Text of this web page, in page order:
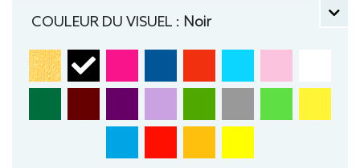
Léger, Homme, Col rond, Bio / Organic, B&C
COULEUR DU VISUEL : Noir